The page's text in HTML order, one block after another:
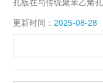
孔板在与传统聚苯乙烯
程，引起细胞变形。孔
以实现培养细胞的高倍
实验室培养箱中进行长
更新时间： 2025-08-28